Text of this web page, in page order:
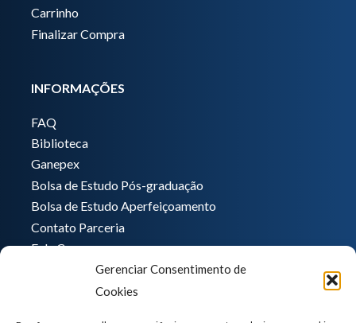
Gerenciar Consentimento de
Cookies
Carrinho
Finalizar Compra
INFORMAÇÕES
FAQ
Biblioteca
Ganepex
Bolsa de Estudo Pós-graduação
Bolsa de Estudo Aperfeiçoamento
Contato Parceria
Fale Conosco